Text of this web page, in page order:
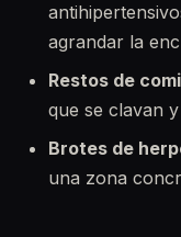
agrandar la
Restos de
que se clavan
Brotes de
una zona